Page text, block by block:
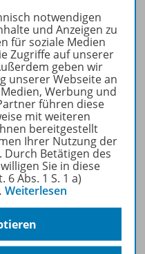
erfahren
notwendigen
und Anzeigen zu
für soziale Medien
Zugriffe auf unserer
geben wir
unserer Webseite an
Werbung und
führen diese
mit weiteren
bereitgestellt
Ihrer Nutzung der
Durch Betätigen des
Sie in diese
Abs. 1 S. 1 a)
Weiterlesen